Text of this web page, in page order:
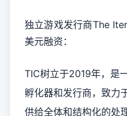
独立游戏发行商The
美元融资：
TIC树立于2019年，是
孵化器和发行商，致力
供给全体和结构化的处